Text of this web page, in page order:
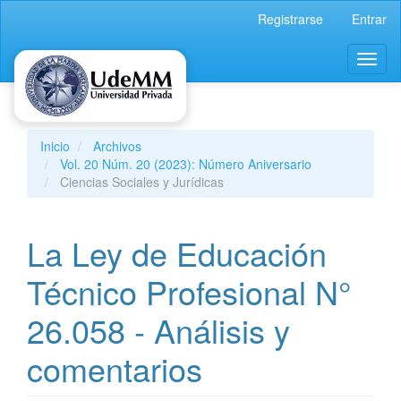
principal
Barra
lateral
Registrarse Entrar
Inicio
Archivos
Vol. 20 Núm. 20 (2023): Número Aniversario
Ciencias Sociales y Jurídicas
La Ley de Educación
Técnico Profesional N°
26.058 ‐ Análisis y
comentarios